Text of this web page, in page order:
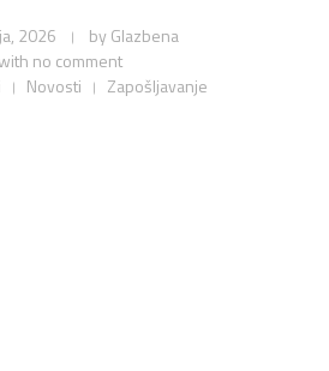
2026 by Glazbena
no comment
Novosti Zapošljavanje